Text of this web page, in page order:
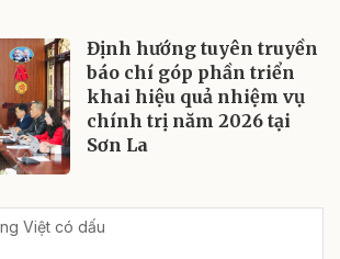
Định hướng tuyên truyền
báo chí góp phần triển
khai hiệu quả nhiệm vụ
chính trị năm 2026 tại
Sơn La